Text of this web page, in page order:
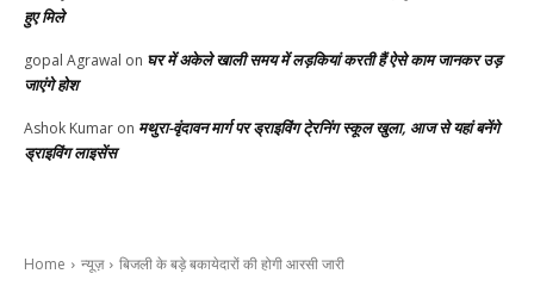
हुए मिले
gopal Agrawal on घर में अकेले खाली समय में लड़कियां करती हैं ऐसे काम जानकर उड़
जाएंगे होश
Ashok Kumar on मथुरा-वृंदावन मार्ग पर ड्राइविंग टे्रनिंग स्कूल खुला, आज से यहां बनेंगे
ड्राइविंग लाइसेंस